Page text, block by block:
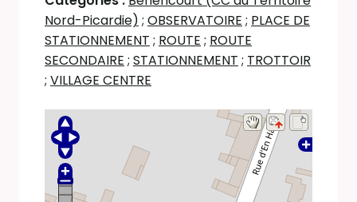
Nord-Picardie) ; OBSERVATOIRE ; PLACE DE
STATIONNEMENT ; ROUTE ; ROUTE
SECONDAIRE ; STATIONNEMENT ; TROTTOIR
; VILLAGE CENTRE